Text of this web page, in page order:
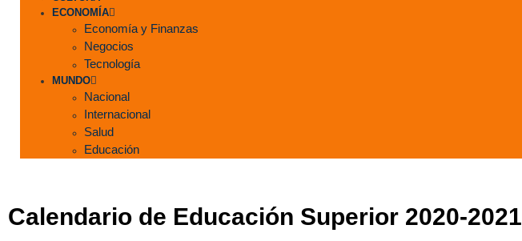
ECONOMÍA
Economía y Finanzas
Negocios
Tecnología
MUNDO
Nacional
Internacional
Salud
Educación
Calendario de Educación Superior 2020-2021